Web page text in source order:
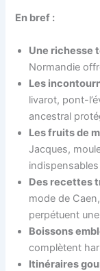
En bref :
Une richesse
Normandie
Les
livarot, pont-
ancestral
Les fruits de
Jacques,
Des recettes
mode de
perpétuent
Boissons
complètent
Itinéraires